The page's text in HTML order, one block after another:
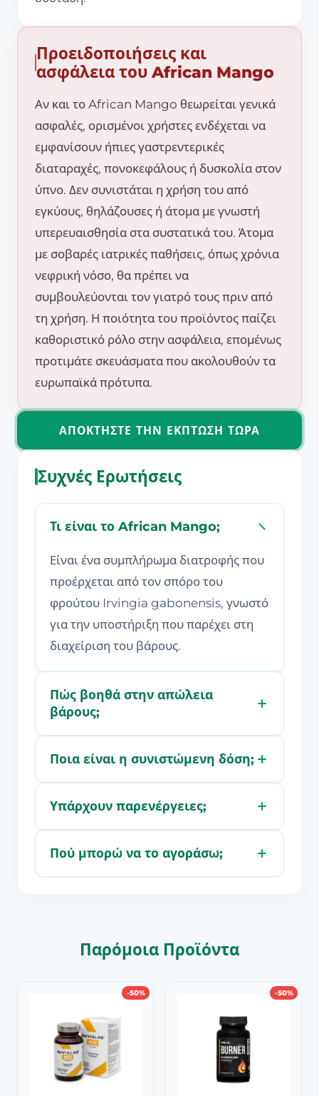
Προειδοποιήσεις και
ασφάλεια του African Mango
Αν και το African Mango θεωρείται γενικά
ασφαλές, ορισμένοι χρήστες ενδέχεται να
εμφανίσουν ήπιες γαστρεντερικές
διαταραχές, πονοκεφάλους ή δυσκολία στον
ύπνο. Δεν συνιστάται η χρήση του από
εγκύους, θηλάζουσες ή άτομα με γνωστή
υπερευαισθησία στα συστατικά του. Άτομα
με σοβαρές ιατρικές παθήσεις, όπως χρόνια
νεφρική νόσο, θα πρέπει να
συμβουλεύονται τον γιατρό τους πριν από
τη χρήση. Η ποιότητα του προϊόντος παίζει
καθοριστικό ρόλο στην ασφάλεια, επομένως
προτιμάτε σκευάσματα που ακολουθούν τα
ευρωπαϊκά πρότυπα.
ΑΠΟΚΤΉΣΤΕ ΤΗΝ ΈΚΠΤΩΣΗ ΤΏΡΑ
Συχνές Ερωτήσεις
Τι είναι το African Mango;
Είναι ένα συμπλήρωμα διατροφής που
προέρχεται από τον σπόρο του
φρούτου Irvingia gabonensis, γνωστό
για την υποστήριξη που παρέχει στη
διαχείριση του βάρους.
Πώς βοηθά στην απώλεια
βάρους;
Ποια είναι η συνιστώμενη δόση;
Υπάρχουν παρενέργειες;
Πού μπορώ να το αγοράσω;
Παρόμοια Προϊόντα
-50% -50%